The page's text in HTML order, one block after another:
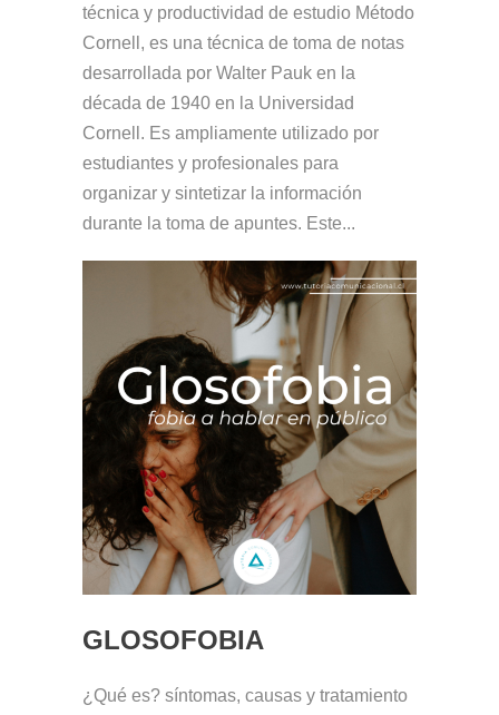
técnica y productividad de estudio Método
Cornell, es una técnica de toma de notas
desarrollada por Walter Pauk en la
década de 1940 en la Universidad
Cornell. Es ampliamente utilizado por
estudiantes y profesionales para
organizar y sintetizar la información
durante la toma de apuntes. Este...
GLOSOFOBIA
¿Qué es? síntomas, causas y tratamiento